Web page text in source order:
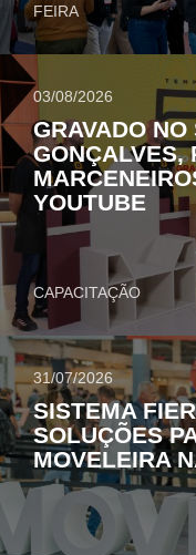
FEIRA
03/08/2026
GRAVADO
GONÇALVES,
YOUTUBE
CAPACITAÇÃO
31/07/2026
SISTEMA
SOLUÇÕES
MOVELEIRA